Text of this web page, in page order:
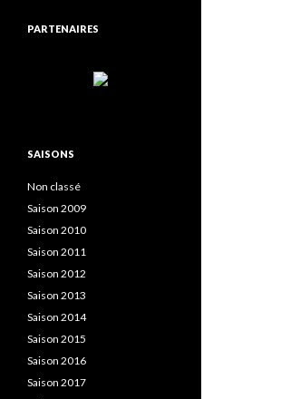
PARTENAIRES
SAISONS
Non classé
Saison 2009
Saison 2010
Saison 2011
Saison 2012
Saison 2013
Saison 2014
Saison 2015
Saison 2016
Saison 2017